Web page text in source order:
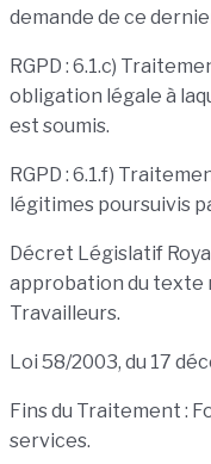
demande de ce
RGPD : 6.1.c)
obligation légale à
est soumis.
RGPD : 6.1.f)
légitimes poursuivis
Décret Législatif
approbation du texte
Travailleurs.
Loi 58/2003, du 17
Fins du Traitement :
services.